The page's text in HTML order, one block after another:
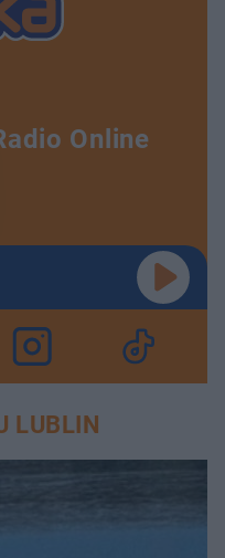
Online
LUBLIN